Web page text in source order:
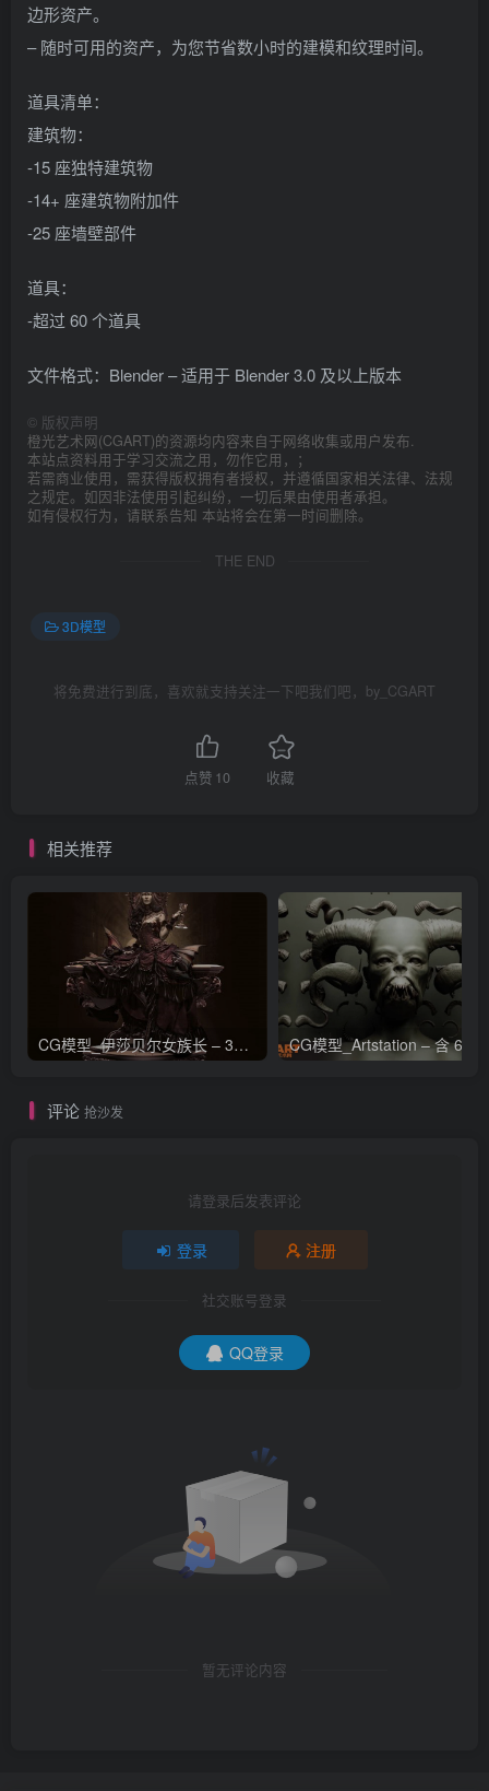
边形资产。
– 随时可用的资产，为您节省数小时的建模和纹理时间。
道具清单：
建筑物：
-15 座独特建筑物
-14+ 座建筑物附加件
-25 座墙壁部件
道具：
-超过 60 个道具
文件格式：Blender – 适用于 Blender 3.0 及以上版本
© 版权声明
橙光艺术网(CGART)的资源均内容来自于网络收集或用户发布.
本站点资料用于学习交流之用，勿作它用，；
若需商业使用，需获得版权拥有者授权，并遵循国家相关法律、法规
之规定。如因非法使用引起纠纷，一切后果由使用者承担。
如有侵权行为，请联系告知 本站将会在第一时间删除。
THE END
3D模型
将免费进行到底，喜欢就支持关注一下吧我们吧，by_CGART
点赞 10 收藏
相关推荐
CG模型_伊莎贝尔女族长 – 3D 模型_CGART_模型下载
评论 抢沙发
请登录后发表评论
登录 注册
社交账号登录
QQ登录
暂无评论内容